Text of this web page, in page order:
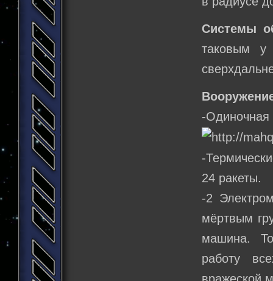
Системы
таковым у
-Одиночная
-
24 ракеты.
-2
мёртвым
машина.
работу